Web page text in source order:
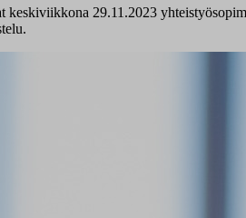
29.11.2023